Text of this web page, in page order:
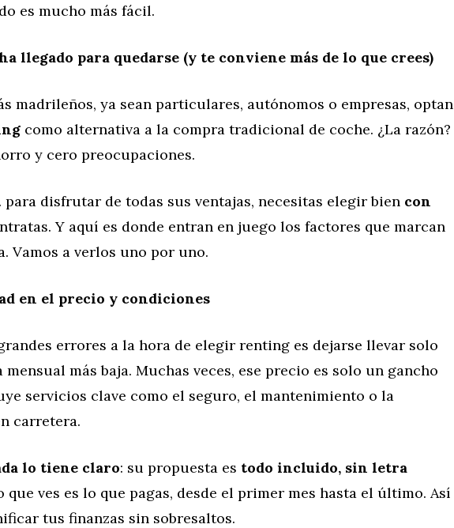
es mucho más fácil.
llegado para quedarse (y te conviene más de lo que crees)
madrileños, ya sean particulares, autónomos o empresas, optan
como alternativa a la compra tradicional de coche. ¿La razón?
y cero preocupaciones.
disfrutar de todas sus ventajas, necesitas elegir bien con
Y aquí es donde entran en juego los factores que marcan
Vamos a verlos uno por uno.
en el precio y condiciones
errores a la hora de elegir renting es dejarse llevar solo
más baja. Muchas veces, ese precio es solo un gancho
servicios clave como el seguro, el mantenimiento o la
carretera.
lo tiene claro: su propuesta es todo incluido, sin letra
que ves es lo que pagas, desde el primer mes hasta el último. Así
tus finanzas sin sobresaltos.